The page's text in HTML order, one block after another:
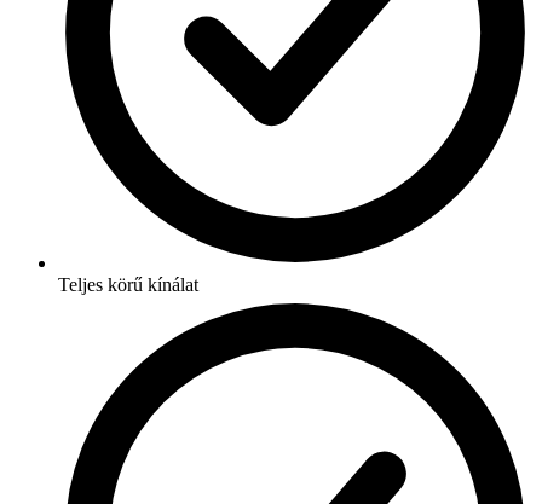
Teljes körű kínálat